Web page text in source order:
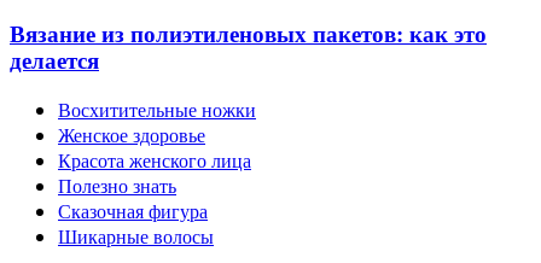
Вязание из полиэтиленовых пакетов: как это
делается
Восхитительные ножки
Женское здоровье
Красота женского лица
Полезно знать
Сказочная фигура
Шикарные волосы